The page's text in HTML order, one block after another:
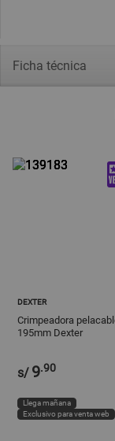
Ficha técnica
DEXTER
Crimpeadora
195mm Dexter
s/ 9.90
Llega mañana
Exclusivo para venta web